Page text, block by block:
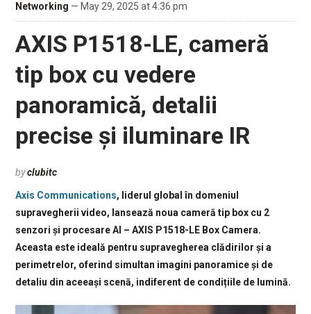
Networking — May 29, 2025 at 4:36 pm
AXIS P1518-LE, cameră
tip box cu vedere
panoramică, detalii
precise și iluminare IR
byclubitc
Axis Communications, liderul global în domeniul
supravegherii video, lansează noua cameră tip box cu 2
senzori și procesare AI – AXIS P1518-LE Box Camera.
Aceasta este ideală pentru supravegherea clădirilor și a
perimetrelor, oferind simultan imagini panoramice și de
detaliu din aceeași scenă, indiferent de condițiile de lumină.